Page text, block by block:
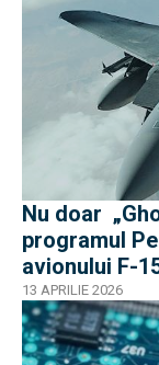
Nu doar
programul
avionului F-
13 APRILIE 2026